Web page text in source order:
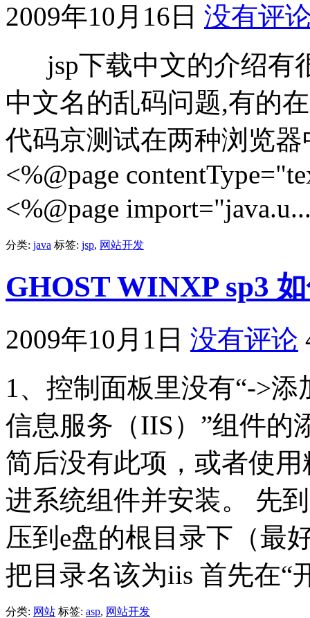
2009年10月16日 没有评
jsp下载中文的介绍有
中文名的乱码问题,有的
代码京测试在两种浏览
<%@page
<%@page
分类: java 标签: jsp, 网站开发
GHOST WINXP sp3
2009年10月1日 没有评论
1、控制面板里没有“->添
信息服务（IIS）”组件的
简后没有此项，或者使
进系统组件并安装。 先
压到e盘的根目录下（最
把目录名该为iis 首先在“
分类: 网站 标签: asp, 网站开发